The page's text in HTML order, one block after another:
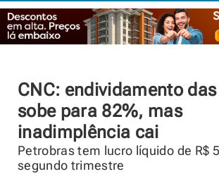
CNC: endividamento
sobe para 82%, mas
inadimplência cai
Petrobras tem lucro líquido de R$
segundo trimestre